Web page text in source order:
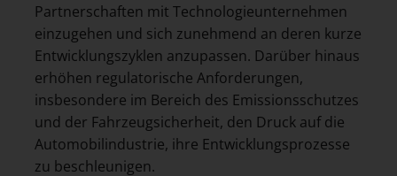
Partnerschaften mit Technologieunternehmen
einzugehen und sich zunehmend an deren kurze
Entwicklungszyklen anzupassen. Darüber hinaus
erhöhen regulatorische Anforderungen,
insbesondere im Bereich des Emissionsschutzes
und der Fahrzeugsicherheit, den Druck auf die
Automobilindustrie, ihre Entwicklungsprozesse
zu beschleunigen.